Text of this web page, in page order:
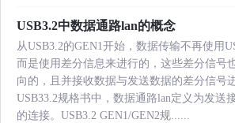
USB3.2中数据通路lan的概念
从USB3.2的GEN1开始，数据传输不再使用
而是使用差分信息来进行的，这些差分信号
向的，且并接收数据与发送数据的差分信号
USB33.2规格书中，数据通路lan定义为发送
的连接。USB3.2 GEN1/GEN2规......